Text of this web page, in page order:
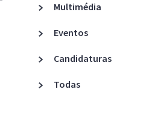
Multimédia
Eventos
Candidaturas
Todas